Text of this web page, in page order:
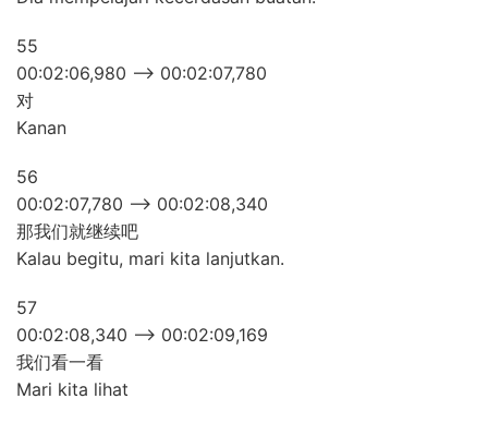
55
00:02:06,980 –> 00:02:07,780
对
Kanan
56
00:02:07,780 –> 00:02:08,340
那我们就继续吧
Kalau begitu, mari kita lanjutkan.
57
00:02:08,340 –> 00:02:09,169
我们看一看
Mari kita lihat